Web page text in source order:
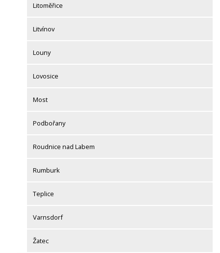
Litoměřice
Litvínov
Louny
Lovosice
Most
Podbořany
Roudnice nad Labem
Rumburk
Teplice
Varnsdorf
Žatec